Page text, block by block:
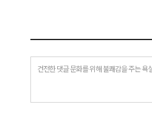
건전한 댓글 문화를 위해 불쾌감을 주는